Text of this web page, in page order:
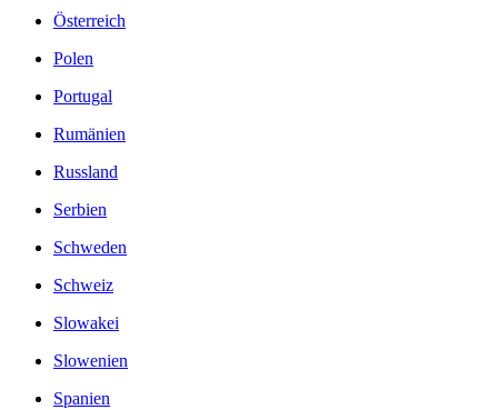
Österreich
Polen
Portugal
Rumänien
Russland
Serbien
Schweden
Schweiz
Slowakei
Slowenien
Spanien